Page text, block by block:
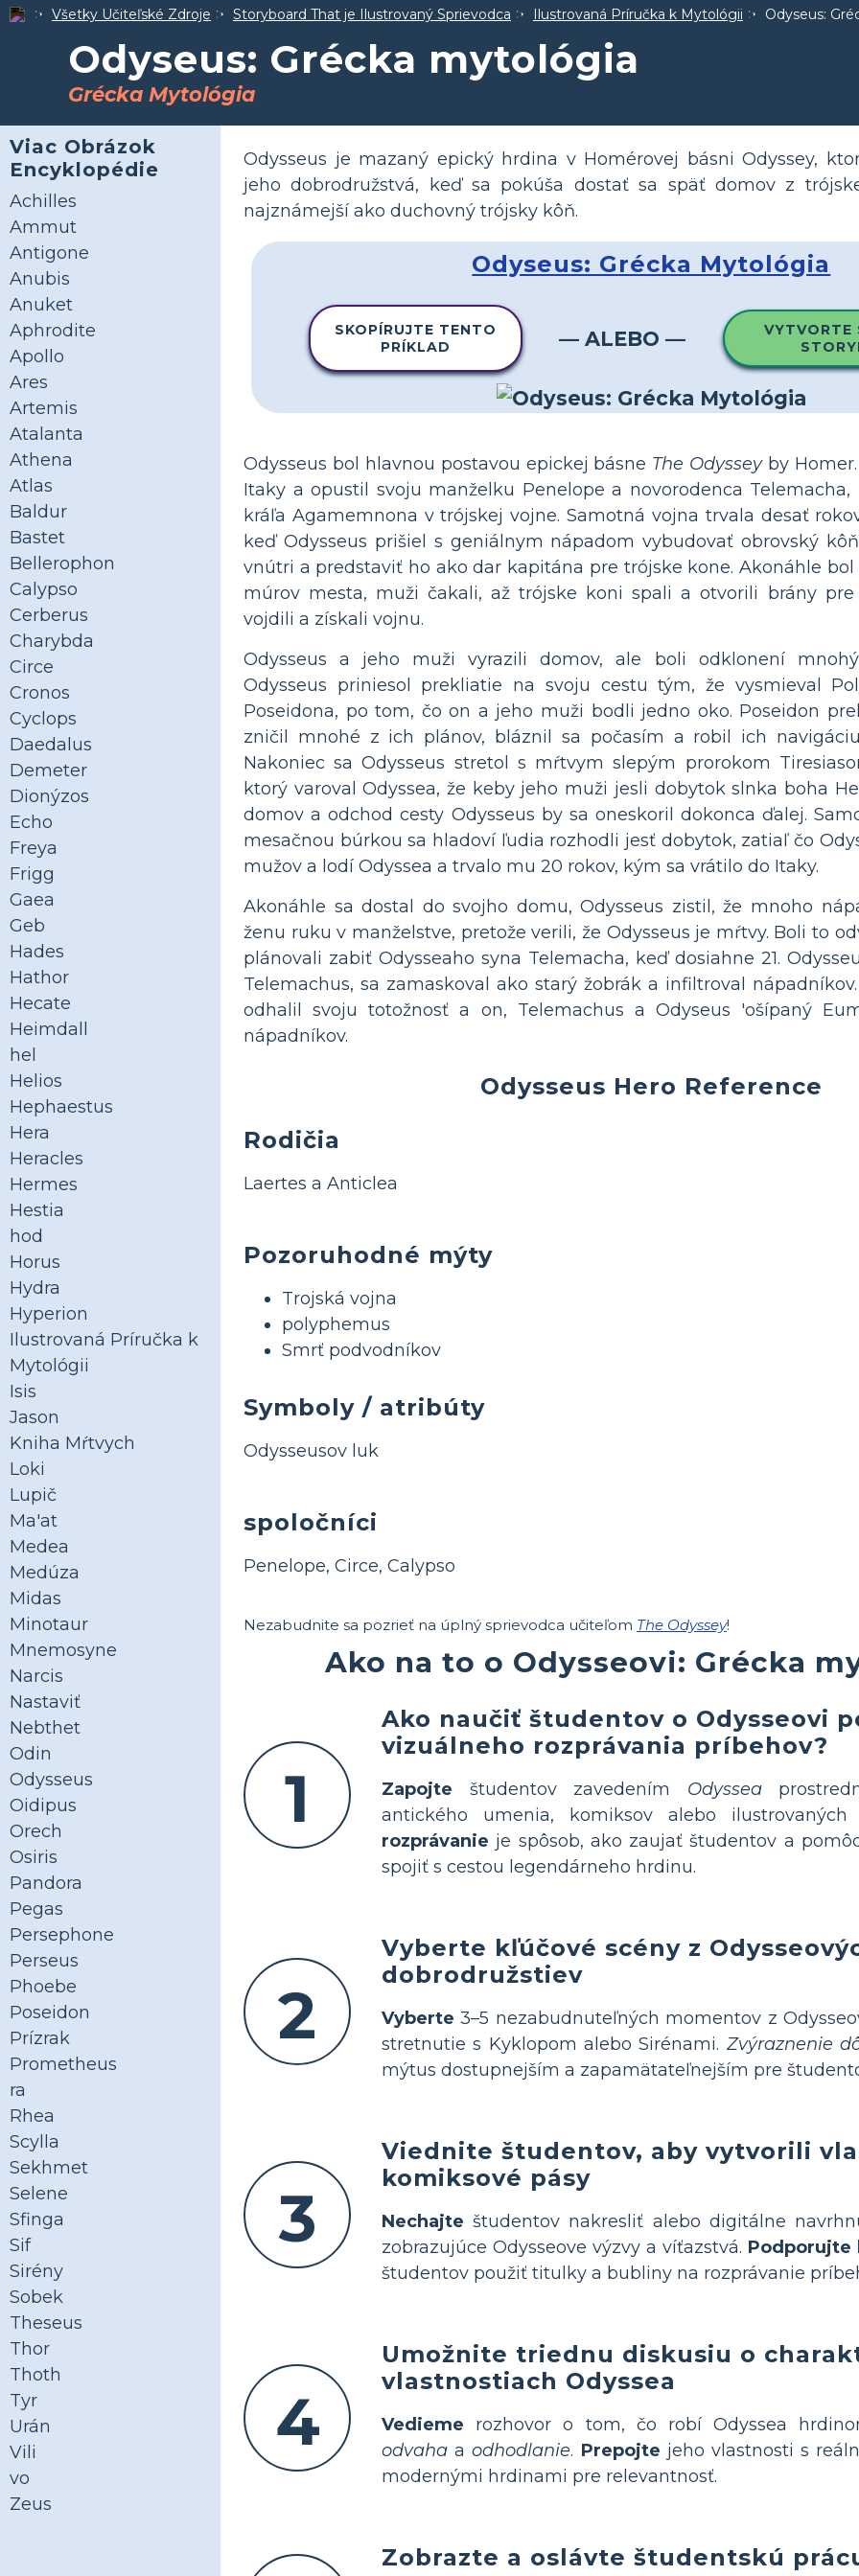
Všetky Učiteľské Zdroje Storyboard That je Ilustrovaný Sprievodca Ilustrovaná Príručka k Mytológii Odyseus:
Odyseus: Grécka mytológia
Grécka Mytológia
Viac Obrázok
Encyklopédie
Achilles
Ammut
Antigone
Anubis
Anuket
Aphrodite
Apollo
Ares
Artemis
Atalanta
Athena
Atlas
Baldur
Bastet
Bellerophon
Calypso
Cerberus
Charybda
Circe
Cronos
Cyclops
Daedalus
Demeter
Dionýzos
Echo
Freya
Frigg
Gaea
Geb
Hades
Hathor
Hecate
Heimdall
hel
Helios
Hephaestus
Hera
Heracles
Hermes
Hestia
hod
Horus
Hydra
Hyperion
Ilustrovaná Príručka k
Mytológii
Isis
Jason
Kniha Mŕtvych
Loki
Lupič
Ma'at
Medea
Medúza
Midas
Minotaur
Mnemosyne
Narcis
Nastaviť
Nebthet
Odin
Odysseus
Oidipus
Orech
Osiris
Pandora
Pegas
Persephone
Perseus
Phoebe
Poseidon
Prízrak
Prometheus
ra
Rhea
Scylla
Sekhmet
Selene
Sfinga
Sif
Sirény
Sobek
Theseus
Thor
Thoth
Tyr
Urán
Vili
vo
Zeus
Odysseus je mazaný epický hrdina v Homérovej básni Odyssey,
jeho dobrodružstvá, keď sa pokúša dostať sa späť domov z
najznámejší ako duchovný trójsky kôň.
Odyseus: Grécka Mytológia
SKOPÍRUJTE TENTO
PRÍKLAD
— ALEBO —
VYTVORTE
Odysseus bol hlavnou postavou epickej básne The Odysseyby Homer.
Itaky a opustil svoju manželku Penelope a novorodenca
kráľa Agamemnona v trójskej vojne. Samotná vojna trvala desať
keď Odysseus prišiel s geniálnym nápadom vybudovať obrovský
vnútri a predstaviť ho ako dar kapitána pre trójske kone. Akonáhle
múrov mesta, muži čakali, až trójske koni spali a otvorili brány
vojdili a získali vojnu.
Odysseus a jeho muži vyrazili domov, ale boli odklonení
Odysseus priniesol prekliatie na svoju cestu tým, že vysmieval
Poseidona, po tom, čo on a jeho muži bodli jedno oko. Poseidon
zničil mnohé z ich plánov, bláznil sa počasím a robil ich
Nakoniec sa Odysseus stretol s mŕtvym slepým prorokom
ktorý varoval Odyssea, že keby jeho muži jesli dobytok slnka boha
domov a odchod cesty Odysseus by sa oneskoril dokonca ďalej.
mesačnou búrkou sa hladoví ľudia rozhodli jesť dobytok, zatiaľ čo
mužov a lodí Odyssea a trvalo mu 20 rokov, kým sa vrátilo do Itaky.
Akonáhle sa dostal do svojho domu, Odysseus zistil, že mnoho
ženu ruku v manželstve, pretože verili, že Odysseus je mŕtvy. Boli to
plánovali zabiť Odysseaho syna Telemacha, keď dosiahne 21.
Telemachus, sa zamaskoval ako starý žobrák a infiltroval
odhalil svoju totožnosť a on, Telemachus a Odyseus 'ošípaný
nápadníkov.
Odysseus Hero Reference
Rodičia
Laertes a Anticlea
Pozoruhodné mýty
Trojská vojna
polyphemus
Smrť podvodníkov
Symboly / atribúty
Odysseusov luk
spoločníci
Penelope, Circe, Calypso
Nezabudnite sa pozrieť na úplný sprievodca učiteľom The Odyssey!
Ako na to o Odysseovi: Grécka
1
Ako naučiť študentov o Odysseovi
vizuálneho rozprávania príbehov?
Zapojte študentov zavedením Odyssea
antického umenia, komiksov alebo ilustrovaných
rozprávanie je spôsob, ako zaujať študentov a
spojiť s cestou legendárneho hrdinu.
2
Vyberte kľúčové scény z
dobrodružstiev
Vyberte 3–5 nezabudnuteľných momentov z
stretnutie s Kyklopom alebo Sirénami. Zvýraznenie
mýtus dostupnejším a zapamätateľnejším pre
3
Viednite študentov, aby vytvorili
komiksové pásy
Nechajte študentov nakresliť alebo digitálne
zobrazujúce Odysseove výzvy a víťazstvá.
študentov použiť titulky a bubliny na rozprávanie
4
Umožnite triednu diskusiu o
vlastnostiach Odyssea
Vedieme rozhovor o tom, čo robí Odyssea
odvaha aodhodlanie. Prepojte jeho vlastnosti s
modernými hrdinami pre relevantnosť.
Zobrazte a oslávte študentskú